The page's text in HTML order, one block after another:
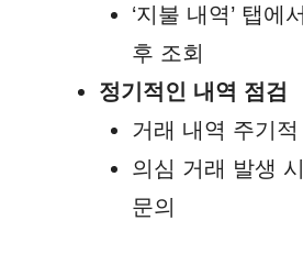
‘지불 내역’ 탭에
후 조회
정기적인 내역 점검
거래 내역 주기적
의심 거래 발생
문의